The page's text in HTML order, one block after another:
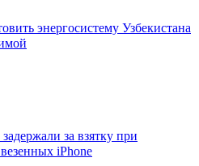
энергосистему Узбекистана
за взятку при
iPhone